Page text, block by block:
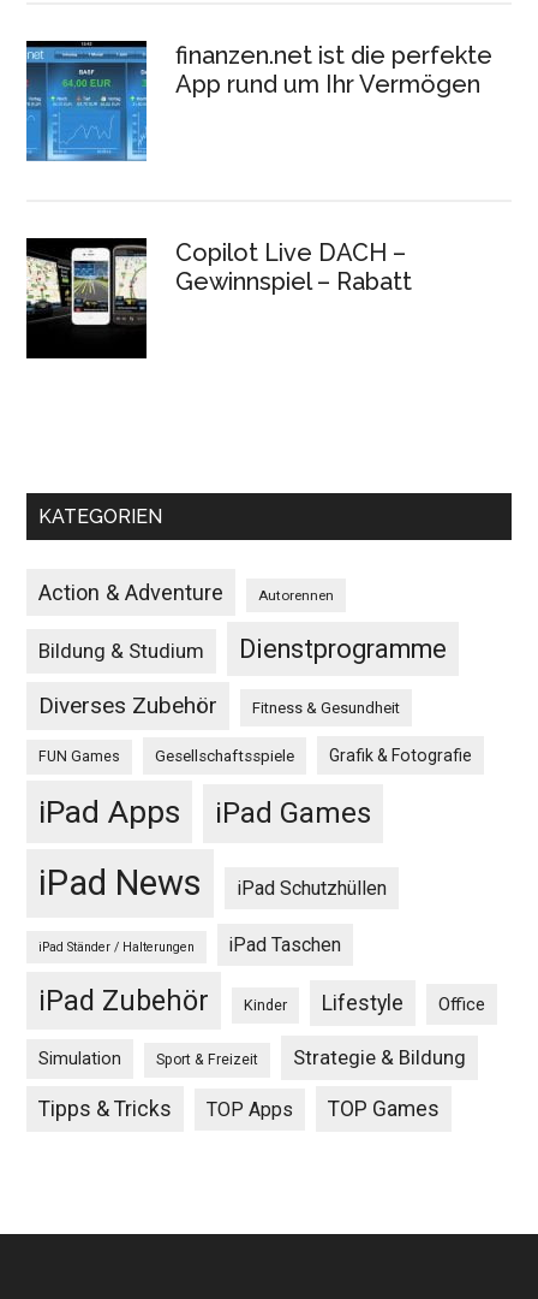
finanzen.net ist die perfekte
App rund um Ihr Vermögen
Copilot Live DACH –
Gewinnspiel – Rabatt
KATEGORIEN
Action & Adventure Autorennen
Bildung & Studium Dienstprogramme
Diverses Zubehör Fitness & Gesundheit
FUN Games Gesellschaftsspiele Grafik & Fotografie
iPad Apps iPad Games
iPad News iPad Schutzhüllen
iPad Ständer / Halterungen iPad Taschen
iPad Zubehör Kinder Lifestyle Office
Simulation Sport & Freizeit Strategie & Bildung
Tipps & Tricks TOP Apps TOP Games